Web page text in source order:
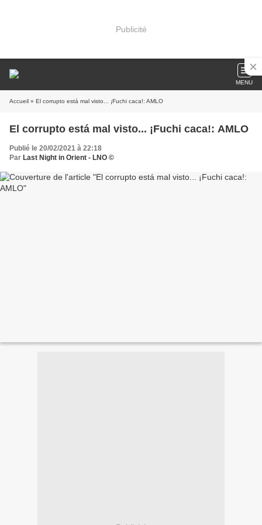
Publicité
MENU
Accueil » El corrupto está mal visto... ¡Fuchi caca!: AMLO
El corrupto está mal visto... ¡Fuchi caca!: AMLO
Publié le 20/02/2021 à 22:18
Par Last Night in Orient - LNO ©